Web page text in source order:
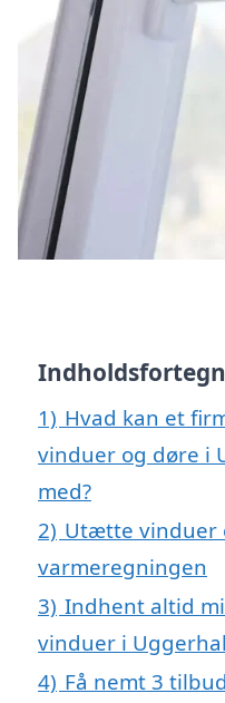
1) Hvad kan et
vinduer og døre i
med?
2) Utætte vinduer
varmeregningen
3) Indhent altid
vinduer i
4) Få nemt 3